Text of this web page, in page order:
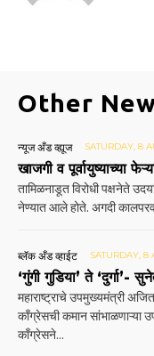
Other
न्यूज अँड व्ह्यूज SATURDAY, 8
खाजगी व पूर्वायुष्याच्या
तामिळनाडूत विरोधी पक्षनेते
नेण्यात आले होते. अगदी
ब्लॅक अँड व्हाईट SATURDAY, 8
‘गुंगी गुडिया’ ते ‘दुर्गा’-
महाराष्ट्राचे उपमुख्यमंत्री
काँग्रेसची कमान सांभाळणाऱ्या
काँग्रेसने...